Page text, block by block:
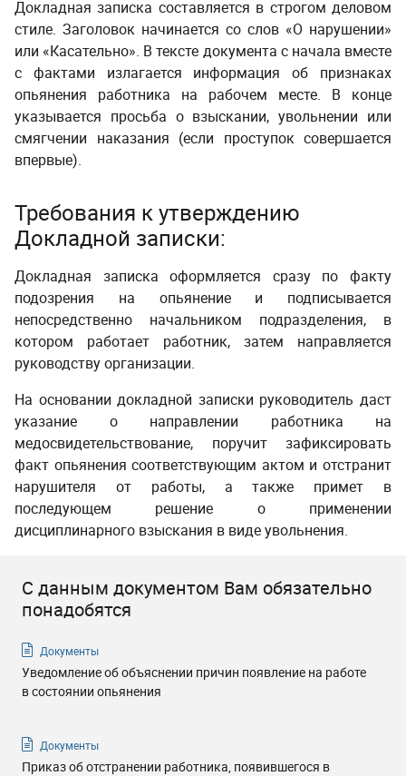
Докладная записка составляется в строгом деловом
стиле. Заголовок начинается со слов «О нарушении»
или «Касательно». В тексте документа с начала вместе
с фактами излагается информация об признаках
опьянения работника на рабочем месте. В конце
указывается просьба о взыскании, увольнении или
смягчении наказания (если проступок совершается
впервые).
Требования к утверждению
Докладной записки:
Докладная записка оформляется сразу по факту
подозрения на опьянение и подписывается
непосредственно начальником подразделения, в
котором работает работник, затем направляется
руководству организации.
На основании докладной записки руководитель даст
указание о направлении работника на
медосвидетельствование, поручит зафиксировать
факт опьянения соответствующим актом и отстранит
нарушителя от работы, а также примет в
последующем решение о применении
дисциплинарного взыскания в виде увольнения.
С данным документом Вам обязательно
понадобятся
Документы
Уведомление об объяснении причин появление на работе
в состоянии опьянения
Документы
Приказ об отстранении работника, появившегося в